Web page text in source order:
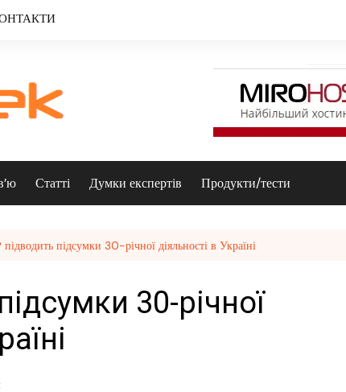
Статті Думки експертів Продукти/тести
підводить підсумки 30-річної діяльності в Україні
30-річної